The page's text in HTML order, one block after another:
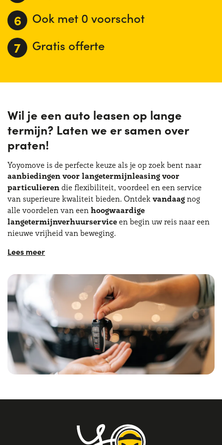
juist omdat Yoyomove de beste promoties op de markt
verzamelt en ze aanbiedt op één enkel portaal. En als je
niet meteen een grote uitgave wilt doen, kun je altijd
kiezen voor auto leasen prive goedkoop, of voor private
lease auto zonder voorschot!
Ook met 0 voorschot
Gratis offerte
Wil je een auto leasen op lange
termijn? Laten we er samen over
praten!
Yoyomove is de perfecte keuze als je op zoek bent naar
aanbiedingen voor langetermijnleasing voor
particulieren die flexibiliteit, voordeel en een service
van superieure kwaliteit bieden. Ontdek vandaag nog
alle voordelen van een hoogwaardige
langetermijnverhuurservice en begin uw reis naar een
nieuwe vrijheid van beweging.
Onze filosofie is om het leaseproces zo eenvoudig en
mogelijkheid om jeleasecontract rechtstreeks online
te configureren, in slechts enkele eenvoudige stappen, en
kun je zelfstandig kiezen uit alle private lease autos die
beschikbaar zijn. Bovendien staat onze klantenservice
altijd klaar om al je vragen te beantwoorden, waarbij we je
duidelijkheid en constante ondersteuning garanderen
over alle zaken met betrekking tot langetermijnleasing
voor particulieren.
Bij het beoordelen van de opties voor langetermijnleasing
sleutelfactoren in overweging te nemen. Deze omvatten
individuele mobiliteitsbehoeften
klanten vragen zich daarbij af: kan ik een auto leasen als